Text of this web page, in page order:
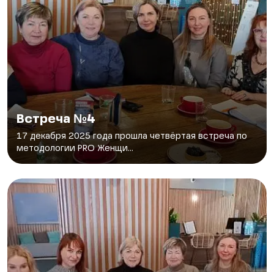
Встреча №4
17 декабря 2025 года прошла четвёртая встреча по
методологии PRO Женщи...